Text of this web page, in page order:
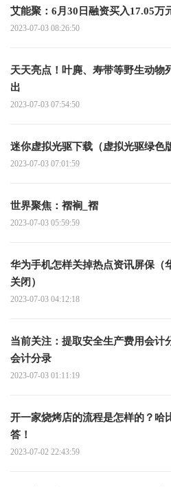
艾能聚：6月30日融资买入17.05万
2023-07-03 08:26:50
天天亮点！叶麂、寿带等野生动物
出
2023-07-03 07:54:50
迷你虚拟光驱下载（虚拟光驱绿色
2023-07-03 07:01:59
世界聚焦：褶裥_褶
2023-07-03 05:59:59
华为手机怎样关掉热点资讯屏保（
关闭）
2023-07-03 04:12:18
当前关注：提取安全生产费用会计
会计分录
2023-07-03 01:11:19
开一家烧烤店的流程是怎样的？哈
答！
2023-07-02 22:43:59